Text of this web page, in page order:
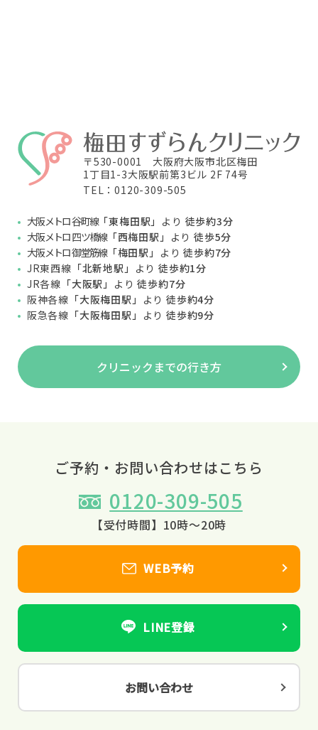
〒530-0001 大阪府大阪市北区梅田
1丁目1-3大阪駅前第3ビル 2F 74号
TEL：0120-309-505
大阪メトロ 谷町線「東梅田駅」 より 徒歩約3分
大阪メトロ 四ツ橋線「西梅田駅」 より徒歩5分
大阪メトロ 御堂筋線「梅田駅」 より徒歩約7分
JR東西線 「北新地駅」 より徒歩約1分
JR各線 「大阪駅」 より徒歩約7分
阪神各線 「大阪梅田駅」 より徒歩約4分
阪急各線 「大阪梅田駅」 より徒歩約9分
クリニックまでの行き方
ご予約・お問い合わせはこちら
0120-309-505
【受付時間】10時～20時
WEB予約
LINE登録
お問い合わせ